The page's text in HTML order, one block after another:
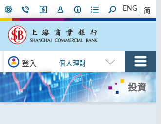
ENG 简
登入 個人理財
投資